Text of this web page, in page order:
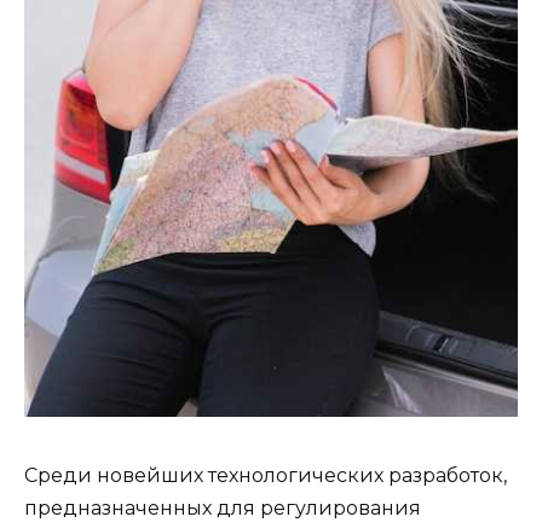
Среди новейших технологических разработок,
предназначенных для регулирования